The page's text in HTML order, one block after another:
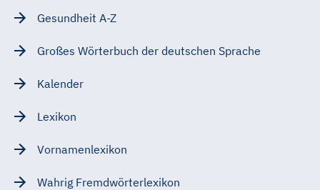
Gesundheit A-Z
Großes Wörterbuch der deutschen Sprache
Kalender
Lexikon
Vornamenlexikon
Wahrig Fremdwörterlexikon